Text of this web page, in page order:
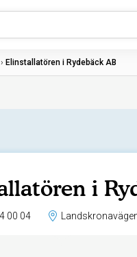
› Elinstallatören i Rydebäck AB
i
00 04